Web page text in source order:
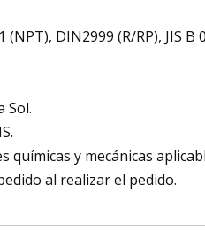
DIN2999 (R/RP), JIS
Sol.
químicas y mecánicas
al realizar el pedido.